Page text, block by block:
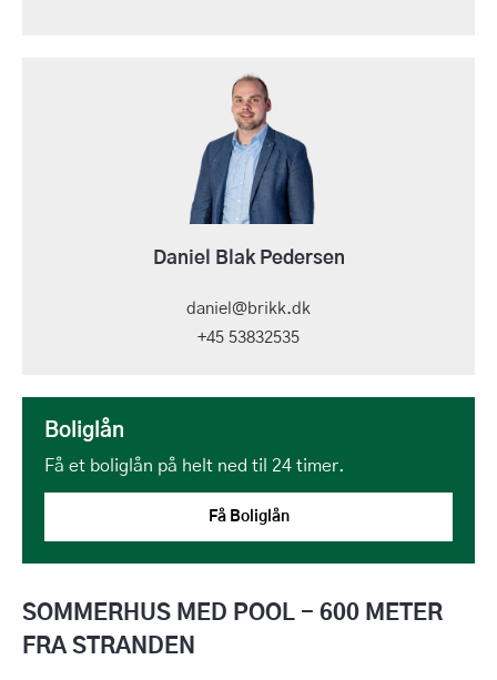
SOMMERHUS MED POOL - 600 METER
FRA STRANDEN
Daniel Blak Pedersen
daniel@brikk.dk
+45 53832535
Boliglån
Få et boliglån på helt ned til 24 timer.
Få Boliglån